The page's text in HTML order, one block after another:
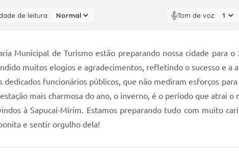
de leitura: Tom de voz:
Municipal de Turismo estão preparando nossa cidade para
muitos elogios e agradecimentos, refletindo o sucesso e a
funcionários públicos, que não mediram esforços
mais charmosa do ano, o inverno, é o período que atrai
à Sapucaí-Mirim. Estamos preparando tudo com muito
e sentir orgulho dela!